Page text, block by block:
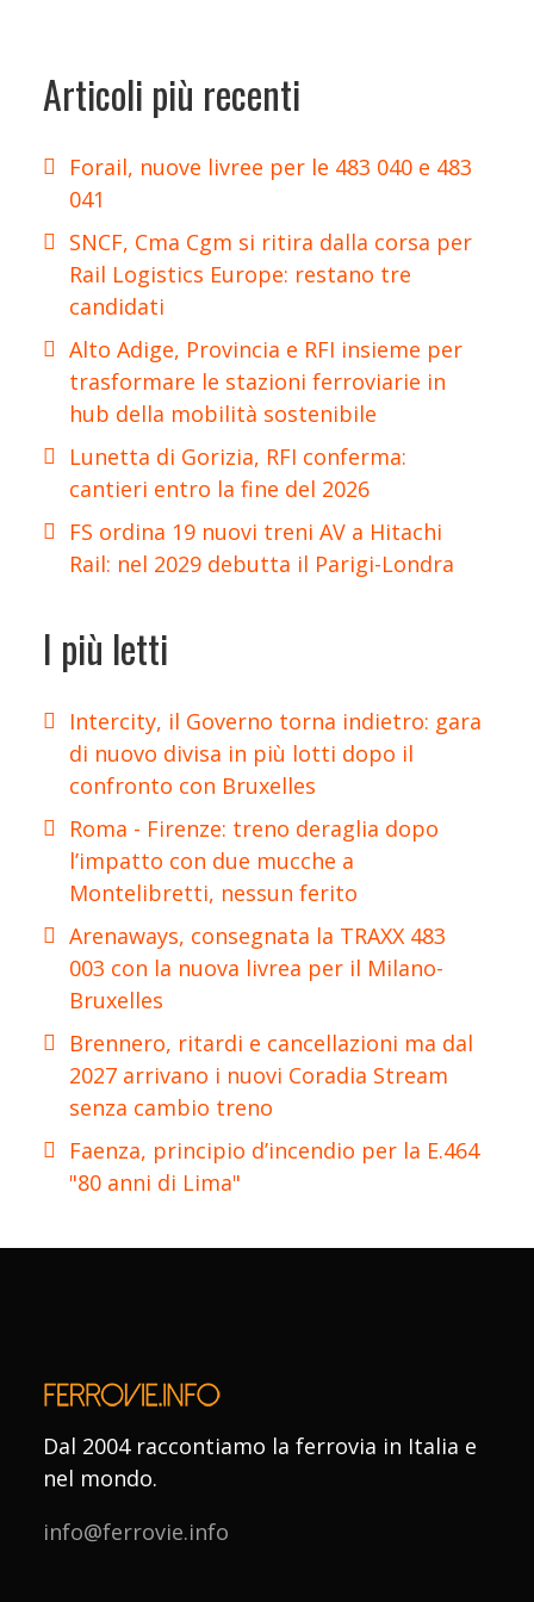
Articoli più recenti
Forail, nuove livree per le 483 040 e 483
041
SNCF, Cma Cgm si ritira dalla corsa per
Rail Logistics Europe: restano tre
candidati
Alto Adige, Provincia e RFI insieme per
trasformare le stazioni ferroviarie in
hub della mobilità sostenibile
Lunetta di Gorizia, RFI conferma:
cantieri entro la fine del 2026
FS ordina 19 nuovi treni AV a Hitachi
Rail: nel 2029 debutta il Parigi-Londra
I più letti
Intercity, il Governo torna indietro: gara
di nuovo divisa in più lotti dopo il
confronto con Bruxelles
Roma - Firenze: treno deraglia dopo
l’impatto con due mucche a
Montelibretti, nessun ferito
Arenaways, consegnata la TRAXX 483
003 con la nuova livrea per il Milano-
Bruxelles
Brennero, ritardi e cancellazioni ma dal
2027 arrivano i nuovi Coradia Stream
senza cambio treno
Faenza, principio d’incendio per la E.464
"80 anni di Lima"
Dal 2004 raccontiamo la ferrovia in Italia e
nel mondo.
info@ferrovie.info